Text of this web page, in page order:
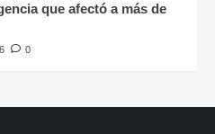
que afectó a más de
0